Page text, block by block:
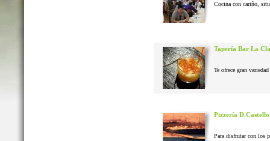
Cocina con cariño,
Tapería Bar La
Te ofrece gran
Pizzería D.Castello
Para disfrutar con los